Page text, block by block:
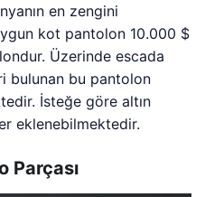
en zengini
kot pantolon 10.000 $
Üzerinde escada
bulunan bu pantolon
İsteğe göre altın
eklenebilmektedir.
Parçası